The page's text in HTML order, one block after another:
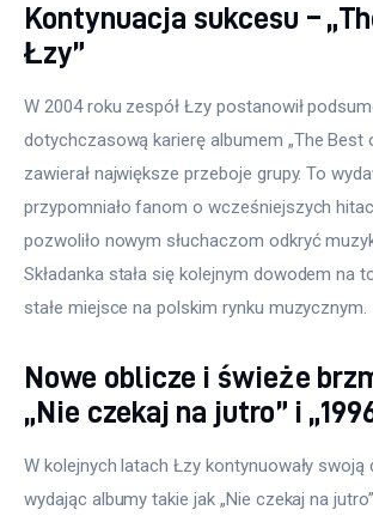
Kontynuacja sukcesu –
Łzy”
W 2004 roku zespół Łzy postanowił
dotychczasową karierę albumem „The Best
zawierał największe przeboje grupy. To
przypomniało fanom o wcześniejszych
pozwoliło nowym słuchaczom odkryć
Składanka stała się kolejnym dowodem na
stałe miejsce na polskim rynku muzycznym.
Nowe oblicze i świeże
„Nie czekaj na jutro” i
W kolejnych latach Łzy kontynuowały swoją
wydając albumy takie jak „Nie czekaj na